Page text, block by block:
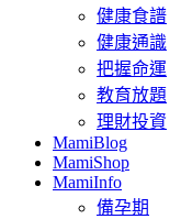
健康食譜
健康通識
把握命運
教育放題
理財投資
MamiBlog
MamiShop
MamiInfo
備孕期